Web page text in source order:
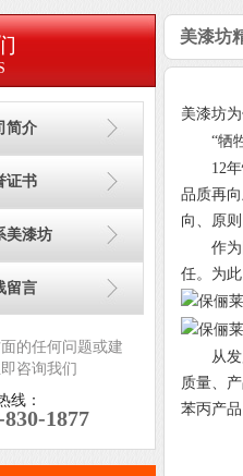
简介
证书
美漆坊
留言
的任何问题或建
咨询我们
线：
830-1877
美漆坊
美漆坊
“牺牲
12年
品质再
向、原
作为国
任。为此
从发展
质量、
苯丙产